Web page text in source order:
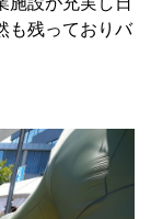
も残っておりバ